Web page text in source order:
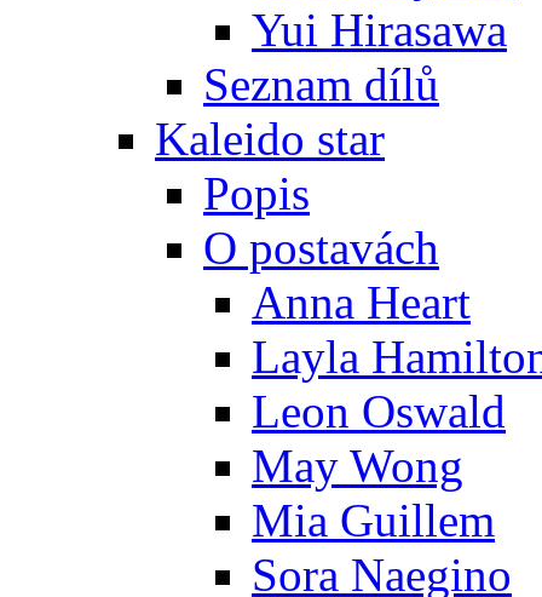
Yui Hirasawa
Seznam dílů
Kaleido star
Popis
O postavách
Anna Heart
Layla
Leon Oswald
May Wong
Mia Guillem
Sora Naegino